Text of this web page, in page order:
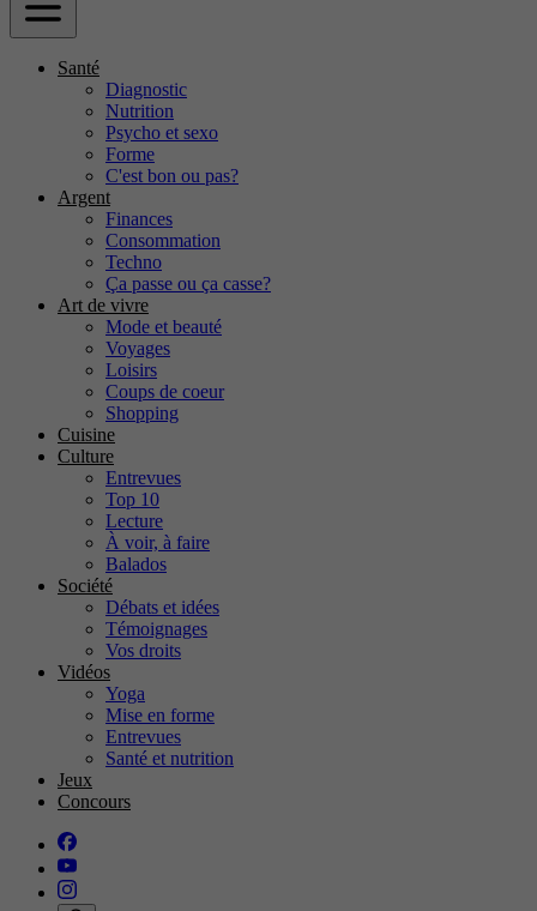
Santé
Diagnostic
Nutrition
Psycho et sexo
Forme
C'est bon ou pas?
Argent
Finances
Consommation
Techno
Ça passe ou ça casse?
Art de vivre
Mode et beauté
Voyages
Loisirs
Coups de coeur
Shopping
Cuisine
Culture
Entrevues
Top 10
Lecture
À voir, à faire
Balados
Société
Débats et idées
Témoignages
Vos droits
Vidéos
Yoga
Mise en forme
Entrevues
Santé et nutrition
Jeux
Concours